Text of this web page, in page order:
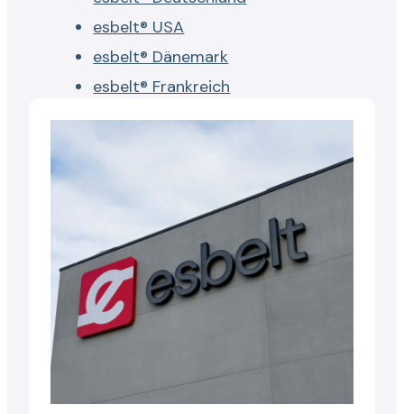
esbelt® USA
esbelt® Dänemark
esbelt® Frankreich